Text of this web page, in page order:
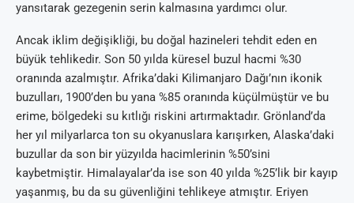
yansıtarak gezegenin serin kalmasına yardımcı olur.
Ancak iklim değişikliği, bu doğal hazineleri tehdit eden en
büyük tehlikedir. Son 50 yılda küresel buzul hacmi %30
oranında azalmıştır. Afrika’daki Kilimanjaro Dağı’nın ikonik
buzulları, 1900’den bu yana %85 oranında küçülmüştür ve bu
erime, bölgedeki su kıtlığı riskini artırmaktadır. Grönland’da
her yıl milyarlarca ton su okyanuslara karışırken, Alaska’daki
buzullar da son bir yüzyılda hacimlerinin %50’sini
kaybetmiştir. Himalayalar’da ise son 40 yılda %25’lik bir kayıp
yaşanmış, bu da su güvenliğini tehlikeye atmıştır. Eriyen